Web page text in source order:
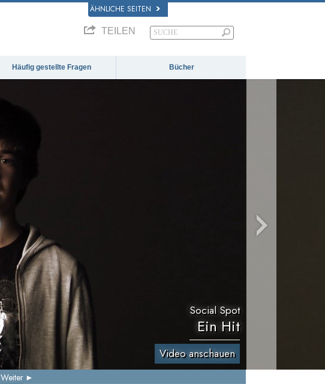
ÄHNLICHE SEITEN
TEILEN
Häufig gestellte Fragen Bücher
Social Spot
Ein Hit
Video anschauen
Weiter